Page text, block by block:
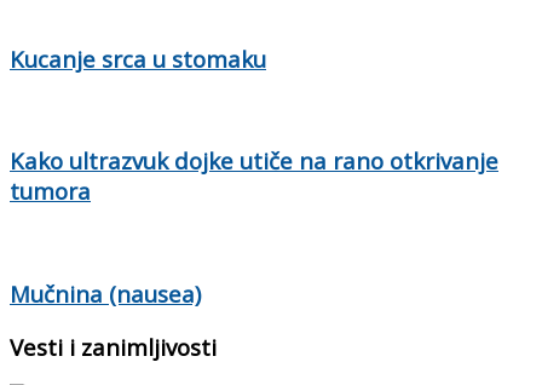
Kucanje srca u stomaku
Kako ultrazvuk dojke utiče na rano otkrivanje
tumora
Mučnina (nausea)
Vesti i zanimljivosti